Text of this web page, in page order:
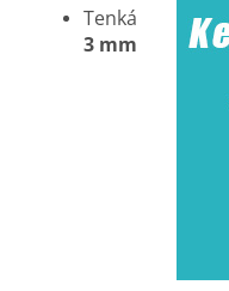
Tenká
3 mm